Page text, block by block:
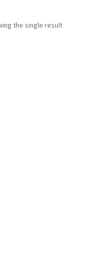
the single result